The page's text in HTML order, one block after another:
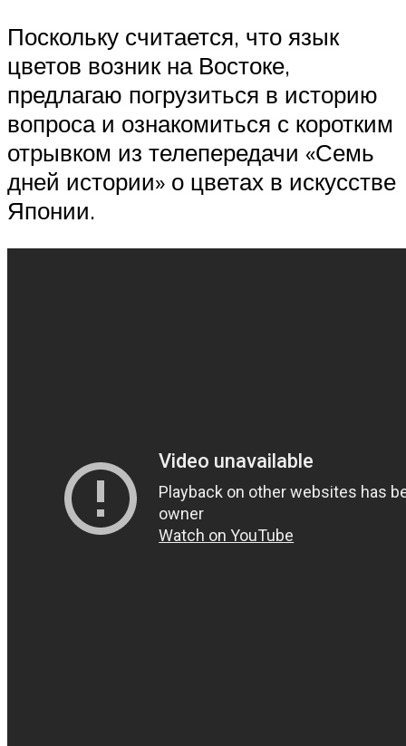
Поскольку считается, что язык
цветов возник на Востоке,
предлагаю погрузиться в историю
вопроса и ознакомиться с коротким
отрывком из телепередачи «Семь
дней истории» о цветах в искусстве
Японии.